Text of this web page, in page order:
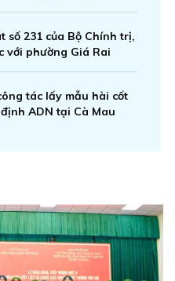
231 của Bộ Chính trị,
với phường Giá Rai
tác lấy mẫu hài cốt
ADN tại Cà Mau